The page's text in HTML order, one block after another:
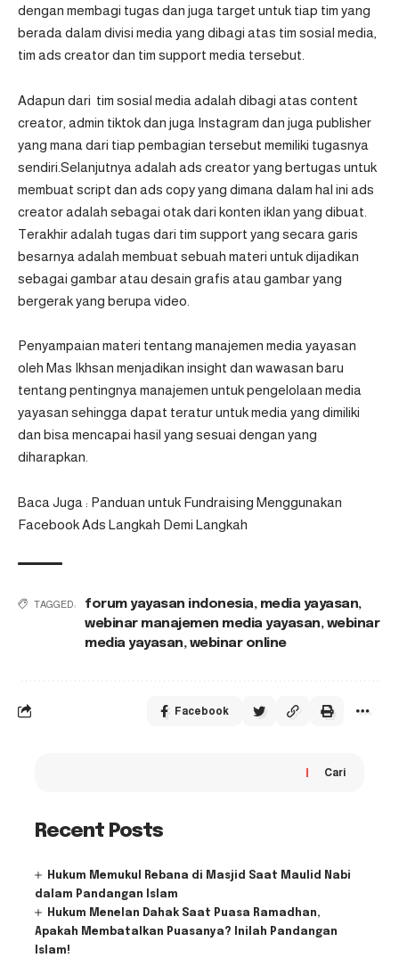
dengan membagi tugas dan juga target untuk tiap tim yang
berada dalam divisi media yang dibagi atas tim sosial media,
tim ads creator dan tim support media tersebut.
Adapun dari tim sosial media adalah dibagi atas content
creator, admin tiktok dan juga Instagram dan juga publisher
yang mana dari tiap pembagian tersebut memiliki tugasnya
sendiri.Selanjutnya adalah ads creator yang bertugas untuk
membuat script dan ads copy yang dimana dalam hal ini ads
creator adalah sebagai otak dari konten iklan yang dibuat.
Terakhir adalah tugas dari tim support yang secara garis
besarnya adalah membuat sebuah materi untuk dijadikan
sebagai gambar atau desain grafis atau gambar yang
bergerak yang berupa video.
Penyampaian materi tentang manajemen media yayasan
oleh Mas Ikhsan menjadikan insight dan wawasan baru
tentang pentingnya manajemen untuk pengelolaan media
yayasan sehingga dapat teratur untuk media yang dimiliki
dan bisa mencapai hasil yang sesuai dengan yang
diharapkan.
Baca Juga : Panduan untuk Fundraising Menggunakan
Facebook Ads Langkah Demi Langkah
TAGGED: forum yayasan indonesia, media yayasan,
webinar manajemen media yayasan,webinar
media yayasan,webinar online
Facebook
Cari
Recent Posts
Hukum Memukul Rebana di Masjid Saat Maulid Nabi
dalam Pandangan Islam
Hukum Menelan Dahak Saat Puasa Ramadhan,
Apakah Membatalkan Puasanya? Inilah Pandangan
Islam!